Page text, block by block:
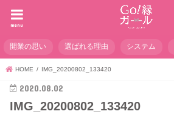
menu
開業の思い 選ばれる理由 システム
HOME IMG_20200802_133420
2020.08.02
IMG_20200802_133420